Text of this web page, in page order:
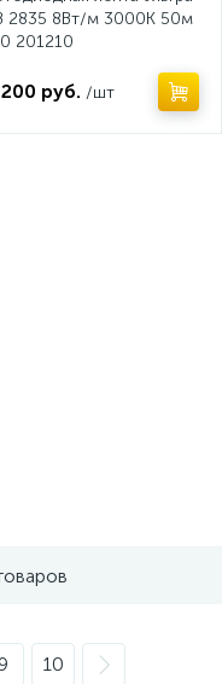
2835 8Вт/м 3000K 50м
201210
руб. /шт
10